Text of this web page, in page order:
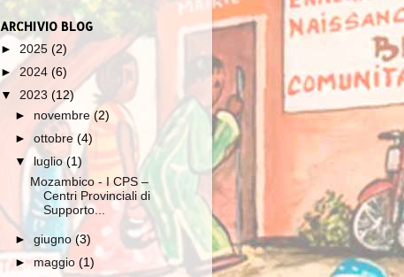
ARCHIVIO BLOG
► 2025 (2)
► 2024 (6)
▼ 2023 (12)
► novembre(2)
►ottobre(4)
▼
luglio(1)
Mozambico - I CPS –
Centri Provinciali di
Supporto...
►giugno(3)
►maggio(1)